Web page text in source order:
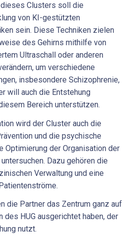
Clusters soll die
von KI-gestützten
sein. Diese Techniken zielen
des Gehirns mithilfe von
Ultraschall oder anderen
um verschiedene
insbesondere Schizophrenie,
will auch die Entstehung
Bereich unterstützen.
wird der Cluster auch die
und die psychische
Optimierung der Organisation der
Dazu gehören die
Verwaltung und eine
die Partner das Zentrum ganz auf
des HUG ausgerichtet haben, der
nutzt.